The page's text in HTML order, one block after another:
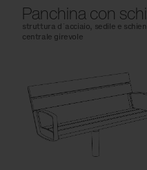
Panchina con
struttura d´acciaio, sedile e
centrale girevole